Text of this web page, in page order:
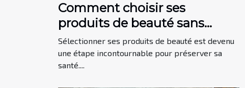
Comment choisir ses
produits de beauté sans
risque pour la santé?
Sélectionner ses produits de beauté est devenu
une étape incontournable pour préserver sa
santé....